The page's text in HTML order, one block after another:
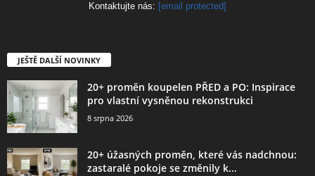
Kontaktujte nás: [email protected]
JEŠTĚ DALŠÍ NOVINKY
20+ proměn koupelen PŘED a PO: Inspirace
pro vlastní vysněnou rekonstrukci
8 srpna 2026
20+ úžasných proměn, které vás nadchnou:
zastaralé pokoje se změnily k...